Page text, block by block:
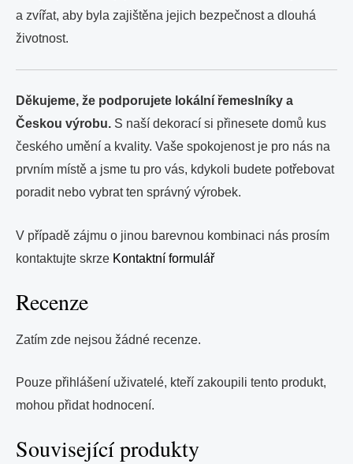
a zvířat, aby byla zajištěna jejich bezpečnost a dlouhá
životnost.
Děkujeme, že podporujete lokální řemeslníky a
Českou výrobu. S naší dekorací si přinesete domů kus
českého umění a kvality. Vaše spokojenost je pro nás na
prvním místě a jsme tu pro vás, kdykoli budete potřebovat
poradit nebo vybrat ten správný výrobek.
V případě zájmu o jinou barevnou kombinaci nás prosím
kontaktujte skrze Kontaktní formulář
Recenze
Zatím zde nejsou žádné recenze.
Pouze přihlášení uživatelé, kteří zakoupili tento produkt,
mohou přidat hodnocení.
Související produkty